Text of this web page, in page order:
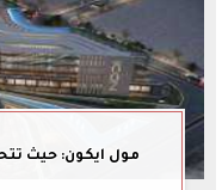
مول ايكون: حيث